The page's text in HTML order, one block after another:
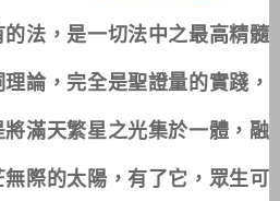
法，是一切法中之最高精髓
論，完全是聖證量的實踐，
滿天繁星之光集於一體，融
際的太陽，有了它，眾生可